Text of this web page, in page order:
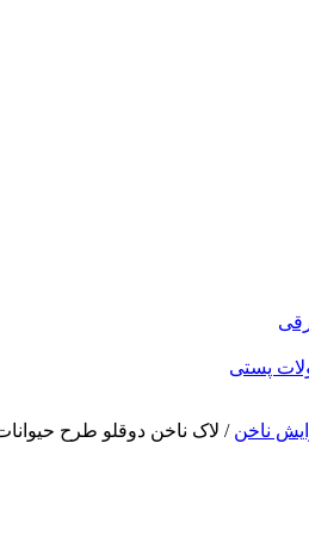
پستی
ناخن / لاک ناخن دوقلو طرح حیوانات